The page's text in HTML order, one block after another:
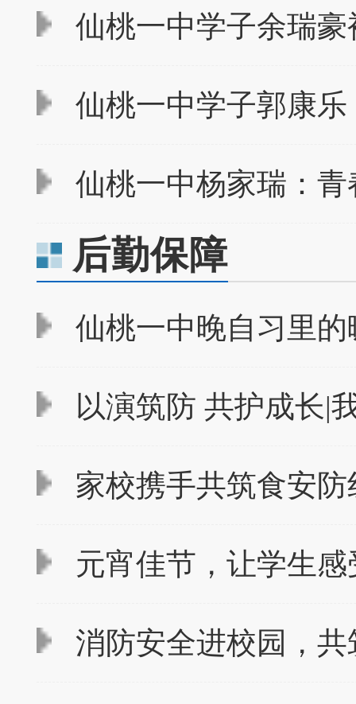
仙桃一中学子余瑞豪
仙桃一中学子郭康乐
仙桃一中杨家瑞：青
后勤保障
仙桃一中晚自习里的
以演筑防 共护成长|
家校携手共筑食安防
元宵佳节，让学生感
消防安全进校园，共